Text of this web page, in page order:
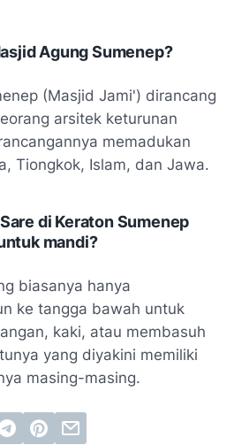
Agung Sumenep?
(Masjid Jami') dirancang
arsitek keturunan
memadukan
Tiongkok, Islam, dan Jawa.
di Keraton Sumenep
mandi?
biasanya hanya
ke tangga bawah untuk
kaki, atau membasuh
yang diyakini memiliki
masing-masing.